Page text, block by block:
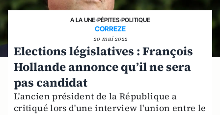
A LA UNE›PÉPITES›POLITIQUE
CORREZE
20 mai 2022
Elections législatives : François
Hollande annonce qu’il ne sera
pas candidat
L'ancien président de la République a
critiqué lors d'une interview l'union entre le